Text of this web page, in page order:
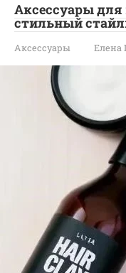
Аксессуары
стильный
Аксессуары Елена